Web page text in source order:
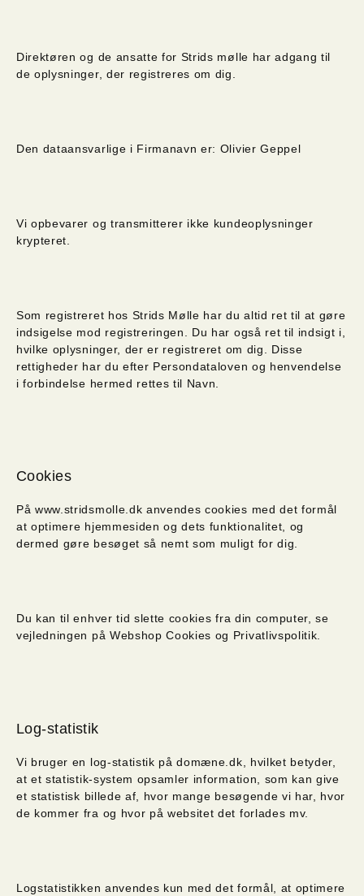
Direktøren og de ansatte for Strids mølle har adgang til
de oplysninger, der registreres om dig.
Den dataansvarlige i Firmanavn er: Olivier Geppel
Vi opbevarer og transmitterer ikke kundeoplysninger
krypteret.
Som registreret hos Strids Mølle har du altid ret til at gøre
indsigelse mod registreringen. Du har også ret til indsigt i,
hvilke oplysninger, der er registreret om dig. Disse
rettigheder har du efter Persondataloven og henvendelse
i forbindelse hermed rettes til Navn.
Cookies
På www.stridsmolle.dk anvendes cookies med det formål
at optimere hjemmesiden og dets funktionalitet, og
dermed gøre besøget så nemt som muligt for dig.
Du kan til enhver tid slette cookies fra din computer, se
vejledningen på Webshop Cookies og Privatlivspolitik.
Log-statistik
Vi bruger en log-statistik på domæne.dk, hvilket betyder,
at et statistik-system opsamler information, som kan give
et statistisk billede af, hvor mange besøgende vi har, hvor
de kommer fra og hvor på websitet det forlades mv.
Logstatistikken anvendes kun med det formål, at optimere